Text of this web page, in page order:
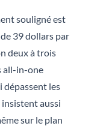
souligné est
39 dollars par
deux à trois
all-in-one
dépassent les
insistent aussi
sur le plan